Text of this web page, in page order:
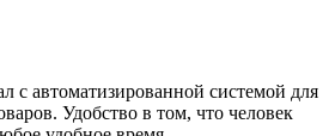
с автоматизированной системой для
Удобство в том, что человек